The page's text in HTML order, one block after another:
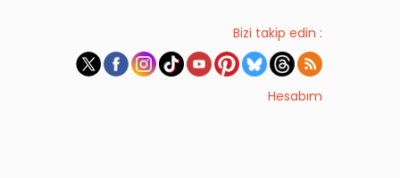
Bizi takip edin :
Hesabım